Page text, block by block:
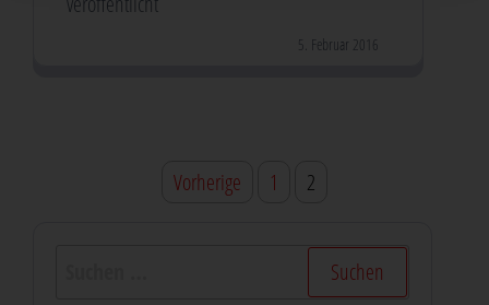
5. Februar 2016
Seitennummerierung
Vorherige 1 2